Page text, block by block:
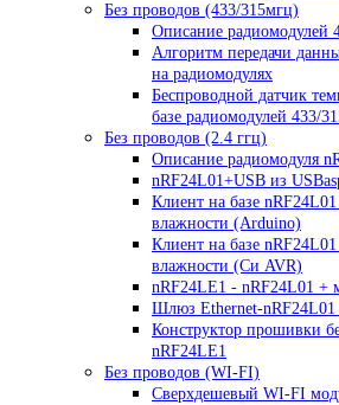
Без проводов (433/315мгц)
Описание радиомодулей
Алгоритм передачи
на радиомодулях
Беспроводной датчик
базе радиомодулей 433/
Без проводов (2.4 ггц)
Описание радиомодуля
nRF24L01+USB из
Клиент на базе
влажности (Arduino)
Клиент на базе
влажности (Си AVR)
nRF24LE1 - nRF24L01 +
Шлюз Ethernet-nRF24L01
Конструктор прошивки
nRF24LE1
Без проводов (WI-FI)
Сверхдешевый WI-FI